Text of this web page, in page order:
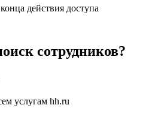
действия доступа
сотрудников?
услугам hh.ru